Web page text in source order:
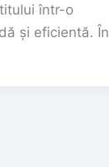
într-o
și eficientă. În